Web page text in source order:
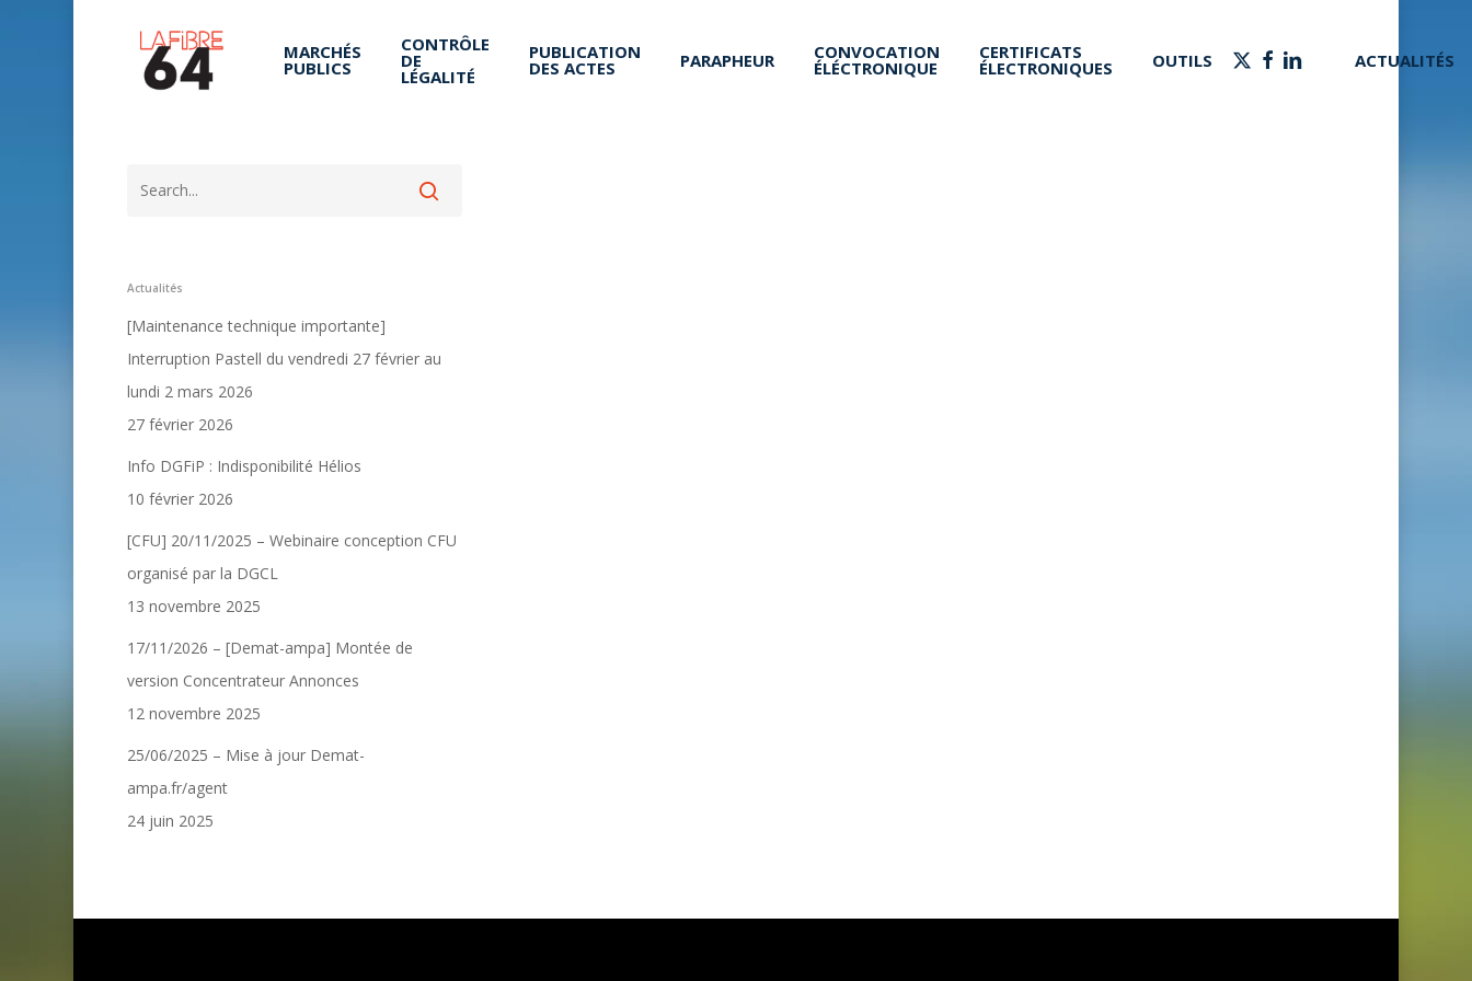
Hit enter to search or ESC to close
MARCHÉS
PUBLICS
CONTRÔLE
DE
LÉGALITÉ
PUBLICATION
DES ACTES PARAPHEUR CONVOCATION
ÉLÉCTRONIQUE
CERTIFICATS
ÉLECTRONIQUES OUTILS ACTUALITÉS
X-
TWITTER
FACEBOOK
LINKEDIN
Actualités
[Maintenance technique importante]
Interruption Pastell du vendredi 27 février au
lundi 2 mars 2026
27 février 2026
Info DGFiP : Indisponibilité Hélios
10 février 2026
[CFU] 20/11/2025 – Webinaire conception CFU
organisé par la DGCL
13 novembre 2025
17/11/2026 – [Demat-ampa] Montée de
version Concentrateur Annonces
12 novembre 2025
25/06/2025 – Mise à jour Demat-
ampa.fr/agent
24 juin 2025